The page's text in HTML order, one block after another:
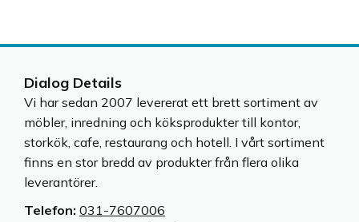
Dialog Details
Vi har sedan 2007 levererat ett brett sortiment av
möbler, inredning och köksprodukter till kontor,
storkök, cafe, restaurang och hotell. I vårt sortiment
finns en stor bredd av produkter från flera olika
leverantörer.
Telefon: 031-7607006